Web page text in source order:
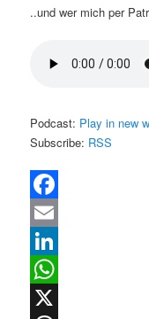
..und wer mich per
Podcast: Play in new
Subscribe: RSS
Facebook
Email
LinkedIn
WhatsApp